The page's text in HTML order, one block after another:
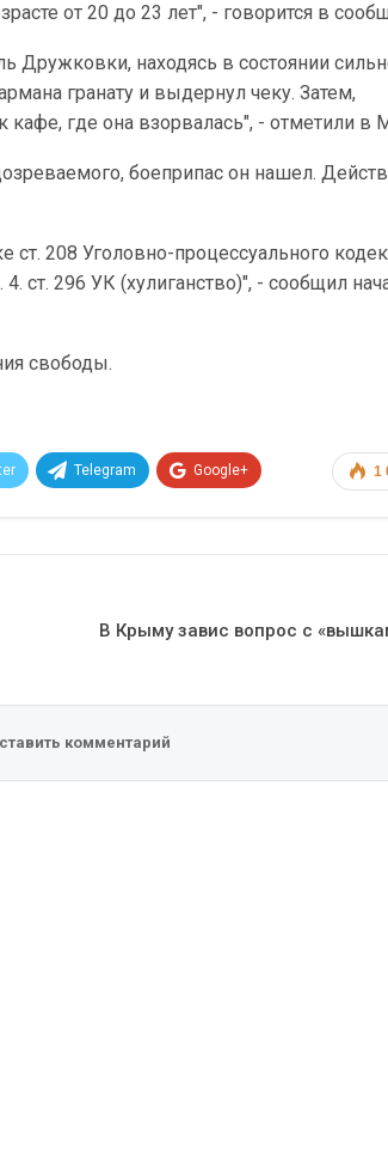
от 20 до 23 лет", - говорится в
Дружковки, находясь в состоянии
гранату и выдернул чеку. Затем,
кафе, где она взорвалась", - отметили в
боеприпас он нашел.
208 Уголовно-процессуального
4. ст. 296 УК (хулиганство)", - сообщил
свободы.
1
Telegram Google+
В Крыму завис вопрос с
комментарий